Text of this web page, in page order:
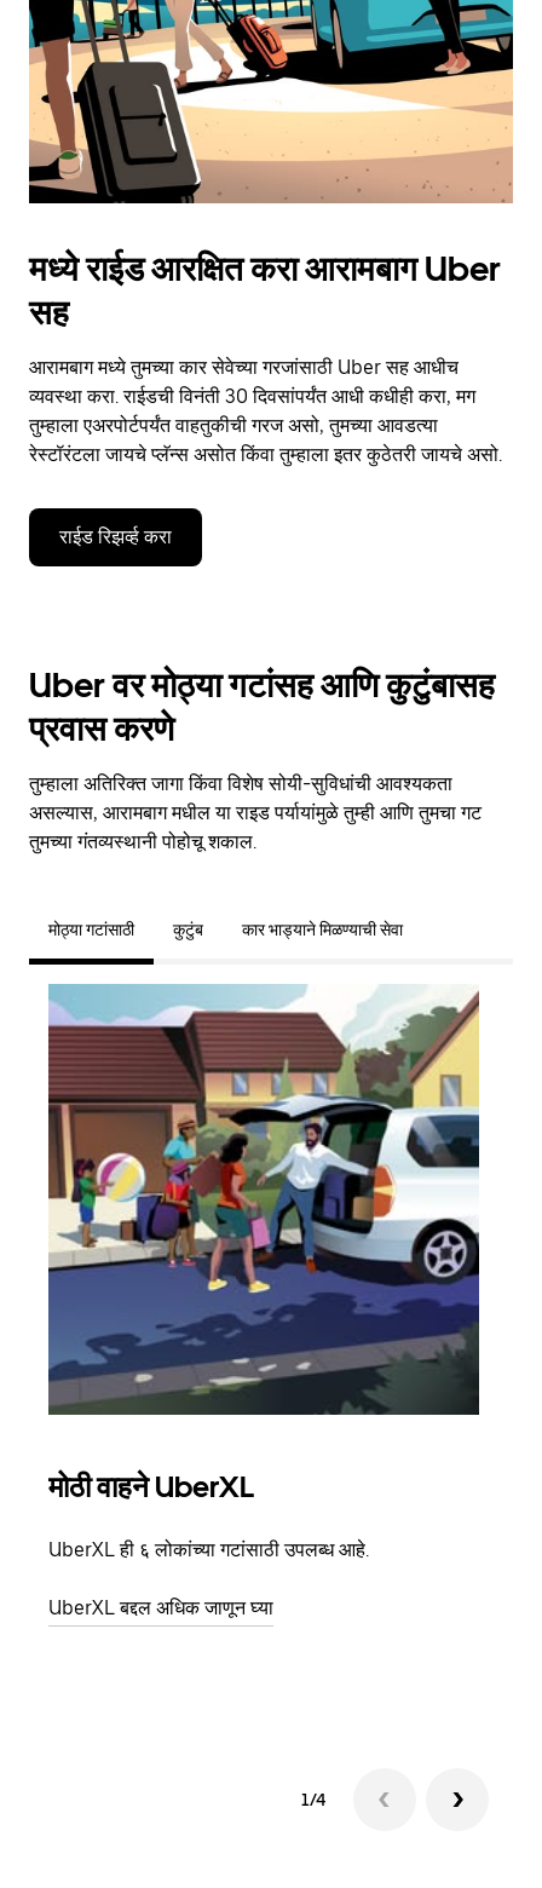
close
the
calendar.
मध्ये राईड आरक्षित करा आरामबाग Uber
सह
आरामबाग मध्ये तुमच्या कार सेवेच्या गरजांसाठी Uber सह आधीच
व्यवस्था करा. राईडची विनंती 30 दिवसांपर्यंत आधी कधीही करा, मग
तुम्हाला एअरपोर्टपर्यंत वाहतुकीची गरज असो, तुमच्या आवडत्या
रेस्टॉरंटला जायचे प्लॅन्स असोत किंवा तुम्हाला इतर कुठेतरी जायचे असो.
राईड रिझर्व्ह करा
Uber वर मोठ्या गटांसह आणि कुटुंबासह
प्रवास करणे
तुम्हाला अतिरिक्त जागा किंवा विशेष सोयी-सुविधांची आवश्यकता
असल्यास, आरामबाग मधील या राइड पर्यायांमुळे तुम्ही आणि तुमचा गट
तुमच्या गंतव्यस्थानी पोहोचू शकाल.
मोठ्या गटांसाठी कुटुंब कार भाड्याने मिळण्याची सेवा
मोठी वाहने UberXL
UberXL ही ६ लोकांच्या गटांसाठी उपलब्ध आहे.
UberXL बद्दल अधिक जाणून घ्या
1/4